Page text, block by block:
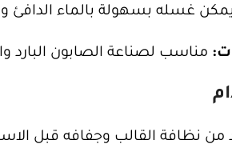
يمكن غسله بسهولة بالماء الدافئ
مناسب لصناعة الصابون البارد
من نظافة القالب وجفافه قبل